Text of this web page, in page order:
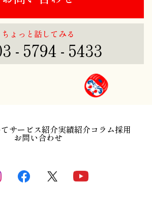
ちょっと話してみる
- 5794 - 5433
サービス紹介実績紹介コラム採用
お問い合わせ